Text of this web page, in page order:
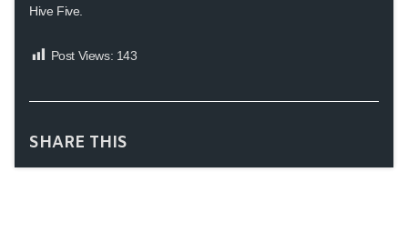
Hive Five.
Post Views: 143
SHARE THIS